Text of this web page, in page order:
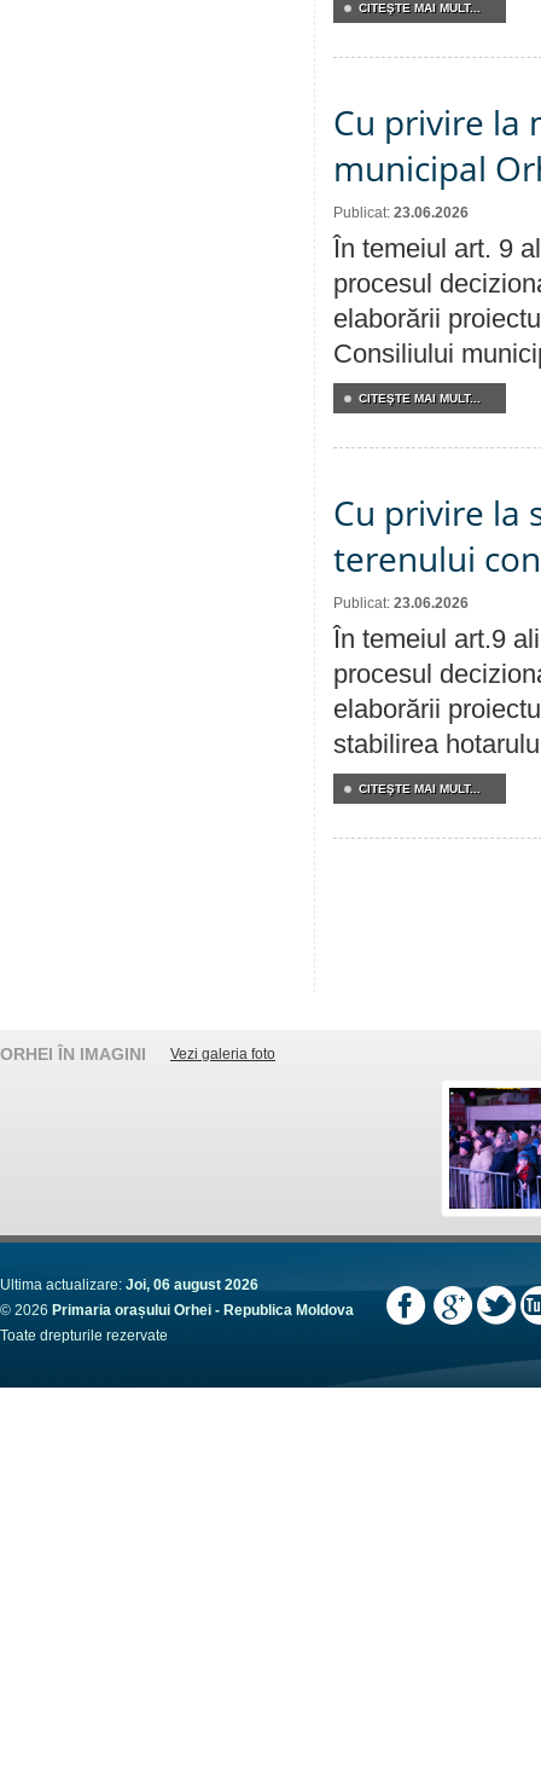
CITEŞTE MAI MULT...
Cu privire la
municipal
Publicat: 23.06.2026
În temeiul art. 9
procesul
elaborării
Consiliului
CITEŞTE MAI MULT...
Cu privire la
terenului
Publicat: 23.06.2026
În temeiul art.9
procesul
elaborării
stabilirea
CITEŞTE MAI MULT...
ORHEI ÎN IMAGINI Vezi galeria foto
Ultima actualizare: Joi, 06 august 2026
© 2026 Primaria orașului Orhei - Republica Moldova
Toate drepturile rezervate